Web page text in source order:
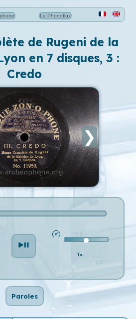
Le Phonoflux
de Rugeni de la
en 7 disques, 3 :
Credo
❯
1x
Paroles